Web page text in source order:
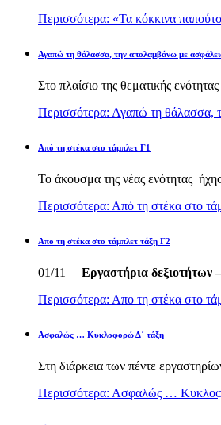
Περισσότερα: «Τα κόκκινα
Αγαπώ τη θάλασσα, την απολαμβάνω με
Στο πλαίσιο της θεματικής
Περισσότερα: Αγαπώ τη θάλασσα,
Από τη στέκα στο τάμπλετ Γ1
Το άκουσμα της νέας ενότητας
Περισσότερα: Από τη στέκα στο
Απο τη στέκα στο τάμπλετ τάξη Γ2
01/11 Εργαστήρια δεξιοτήτων
Περισσότερα: Απο τη στέκα στο
Ασφαλώς … Κυκλοφορώ Δ΄ τάξη
Στη διάρκεια των πέντε
Περισσότερα: Ασφαλώς …